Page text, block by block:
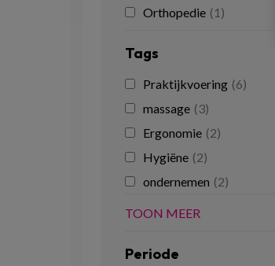
Orthopedie (1)
Tags
Praktijkvoering (6)
massage (3)
Ergonomie (2)
Hygiëne (2)
ondernemen (2)
TOON MEER
Periode